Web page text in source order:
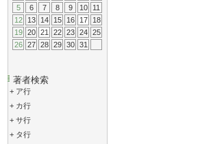
5
6 7 8 9 10
11
12
13 14 15 16 17
18
19
20 21 22 23 24
25
26
27 28 29 30 31
著者検索
+ ア行
+ カ行
+ サ行
+ タ行